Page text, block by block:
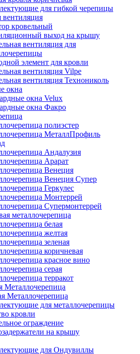
для гибкой черепицы
вентиляция
кровельный
выход на крышу
вентиляция для
элемент для кровли
вентиляция Vilpe
вентиляция Технониколь
окна
окна Velux
окна Факро
полиэстер
МеталлПрофиль
Андалузия
Арарат
Венеция
Венеция Супер
Геркулес
Монтеррей
Супермонтеррей
металлочерепица
белая
желтая
зеленая
коричневая
красное вино
серая
терракот
Металлочерепица
Металлочерепица
для металлочерепицы
кровли
ограждение
на крышу
для Ондувиллы